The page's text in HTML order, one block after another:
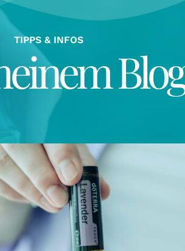
TIPPS & INFOS